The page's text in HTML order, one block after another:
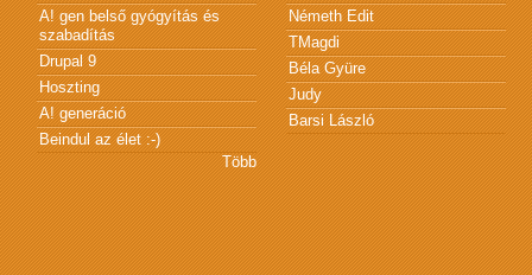
A! gen belső gyógyítás és
szabadítás
Drupal 9
Hoszting
A! generáció
Beindul az élet :-)
Több
Németh Edit
TMagdi
Béla Gyüre
Judy
Barsi László